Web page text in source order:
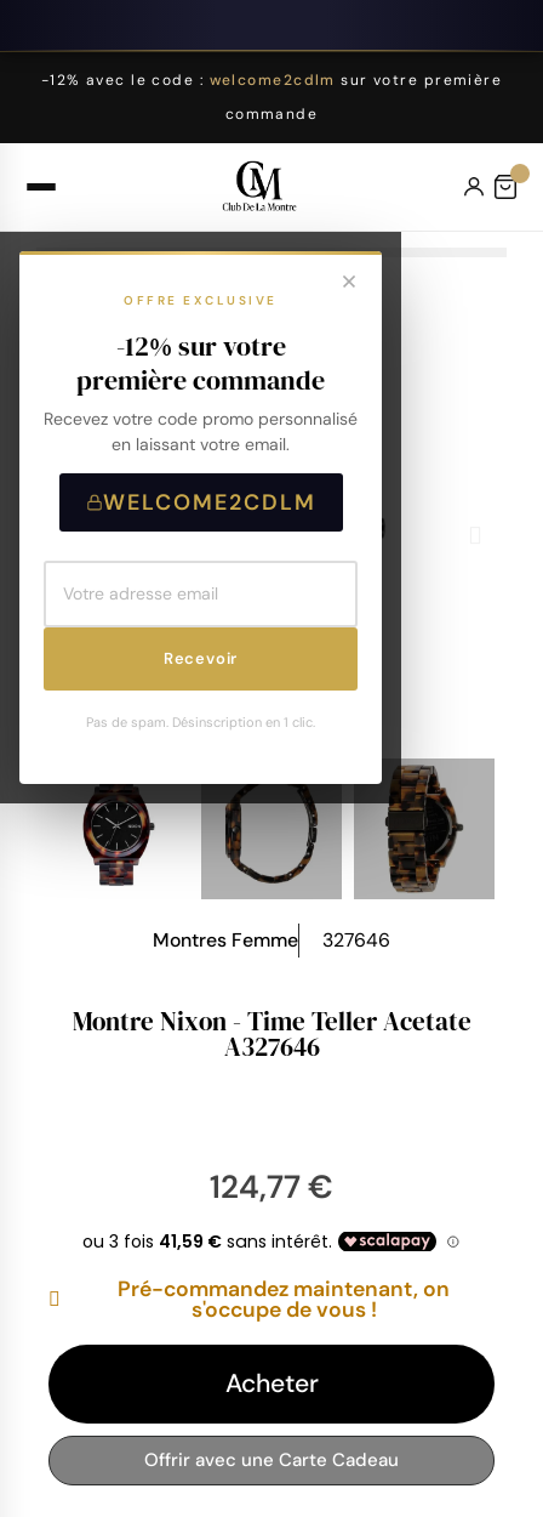
-12% avec le code : welcome2cdlm sur votre première
commande
OFFRE EXCLUSIVE
-12% sur votre
première commande
Recevez votre code promo personnalisé
en laissant votre email.
WELCOME2CDLM
Recevoir
Pas de spam. Désinscription en 1 clic.
Montres Femme 327646
Montre Nixon - Time Teller Acetate
A327646
124,77 €
Pré-commandez maintenant, on
s'occupe de vous !
Acheter
Offrir avec une Carte Cadeau